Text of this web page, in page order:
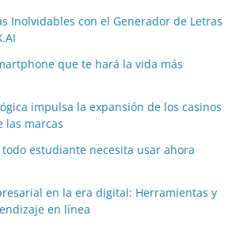
Inolvidables con el Generador de Letras
que te hará la vida más
impulsa la expansión de los casinos
las marcas
estudiante necesita usar ahora
en la era digital: Herramientas y
en línea